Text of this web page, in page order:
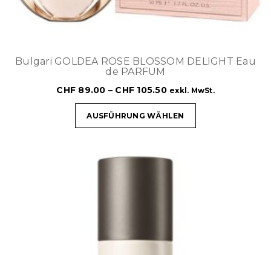
Bulgari GOLDEA ROSE BLOSSOM DELIGHT Eau
de PARFUM
CHF 89.00 – CHF 105.50 exkl. MwSt.
AUSFÜHRUNG WÄHLEN